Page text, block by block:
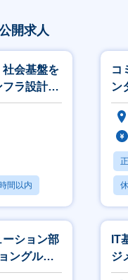
開求人
社会基盤を
ラ設計～
リーダー
間以内
コ
ン
ル
ション部
ングルー
IT
ジ
イ